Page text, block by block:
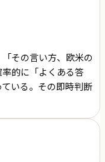
「その言い方、欧米の
的に「よくある答
いる。その即時判断